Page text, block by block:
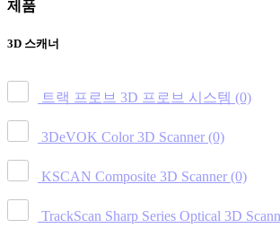
제품
3D 스캐너
트랙 프로브 3D 프로브 시스템 (0)
3DeVOK Color 3D Scanner (0)
KSCAN Composite 3D Scanner (0)
TrackScan Sharp Series Optical 3D